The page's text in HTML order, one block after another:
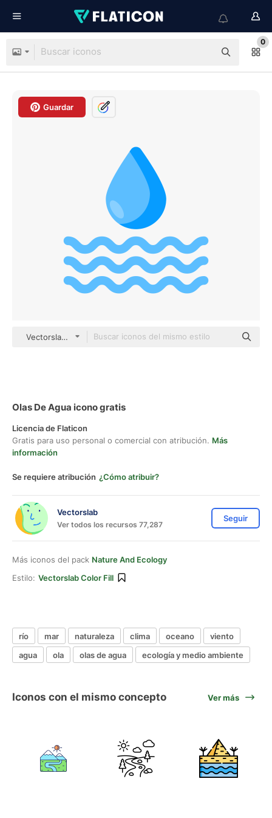
0
Guardar
Vectorslab color fill
Olas De Agua icono gratis
Licencia de Flaticon
Gratis para uso personal o comercial con atribución. Más
información
Se requiere atribución ¿Cómo atribuir?
Vectorslab
Ver todos los recursos 77,287
Seguir
Más iconos del pack Nature And Ecology
Estilo: Vectorslab Color Fill
río mar naturaleza clima oceano
viento
agua
ola olas de agua ecología y medio ambiente
Iconos con el mismo concepto Ver más